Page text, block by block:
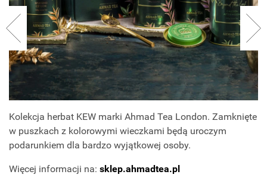
Kolekcja herbat KEW marki Ahmad Tea London. Zamknięte
w puszkach z kolorowymi wieczkami będą uroczym
podarunkiem dla bardzo wyjątkowej osoby.
Więcej informacji na: sklep.ahmadtea.pl